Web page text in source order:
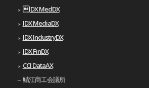
IDX MedDX
IDX MediaDX
IDX IndustryDX
IDX FinDX
CCI DataAX
鯖江商工会議所